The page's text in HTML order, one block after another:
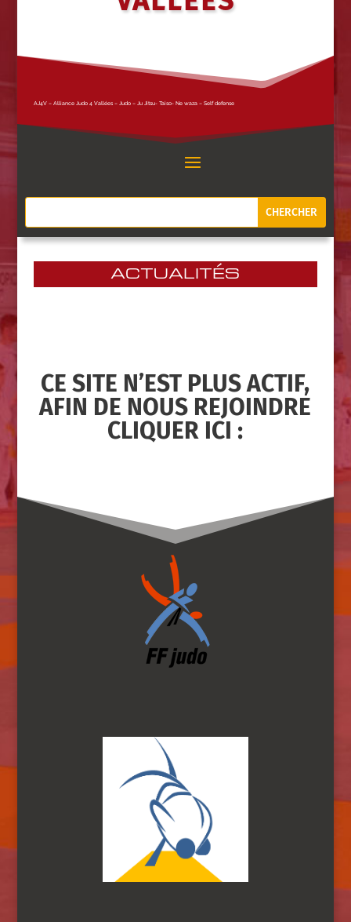
AJ4V – Alliance Judo 4 Vallées – Judo – Ju Jitsu- Taiso- Ne waza – Self defense
ACTUALITÉS
CE SITE N’EST PLUS ACTIF,
AFIN DE NOUS REJOINDRE
CLIQUER ICI :